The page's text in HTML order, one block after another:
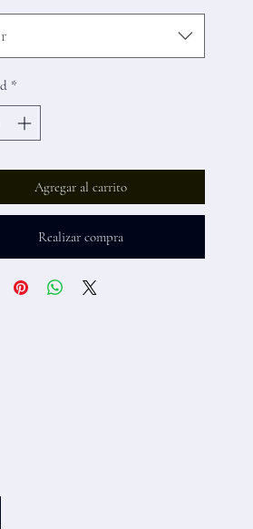
*
Agregar al carrito
Realizar compra